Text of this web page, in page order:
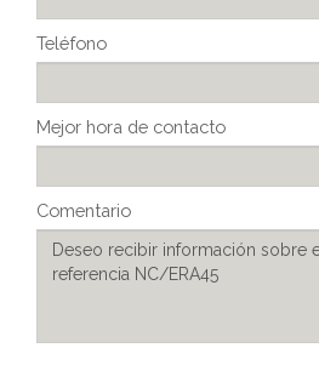
Teléfono
Mejor hora de contacto
Comentario